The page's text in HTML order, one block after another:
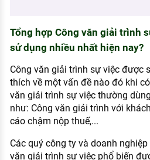
Đặc trưng từng nghề
Xu hướng việc làm
XÂY DỰNG VÀ PHÁT TRIỂN ĐỘI
NHÂN SỰ
TUYỂN DỤNG VIỆC LÀM
Tổng hợp Công văn giải trình
sử dụng nhiều nhất hiện nay?
Công văn giải trình sự việc được
thích về một vấn đề nào đó khi
văn giải trình sự việc thường
như: Công văn giải trình với
cáo chậm nộp thuế,...
Các quý công ty và doanh
văn giải trình sự việc phổ biến